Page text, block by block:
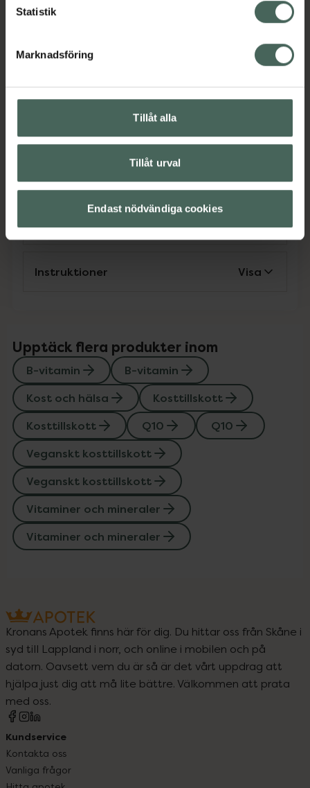
Statistik
Marknadsföring
Tillåt alla
Tillåt urval
Endast nödvändiga cookies
återvinnas oändligt och skyddar produkten
EAN: 07350076867896
Kosttillskott
Veganskt kosttillskott
Vitaminer och mineraler
Innehåll Visa
Instruktioner Visa
Upptäck flera produkter inom
B-vitamin
B-vitamin
Kost och hälsa
Kosttillskott
Kosttillskott
Q10
Q10
Veganskt kosttillskott
Veganskt kosttillskott
Vitaminer och mineraler
Vitaminer och mineraler
Kronans Apotek finns här för dig. Du hittar oss från Skåne i
syd till Lappland i norr, och online i mobilen och på
datorn. Oavsett vem du är så är det vårt uppdrag att
hjälpa just dig att må lite bättre. Välkommen att prata
med oss.
Kundservice
Kontakta oss
Vanliga frågor